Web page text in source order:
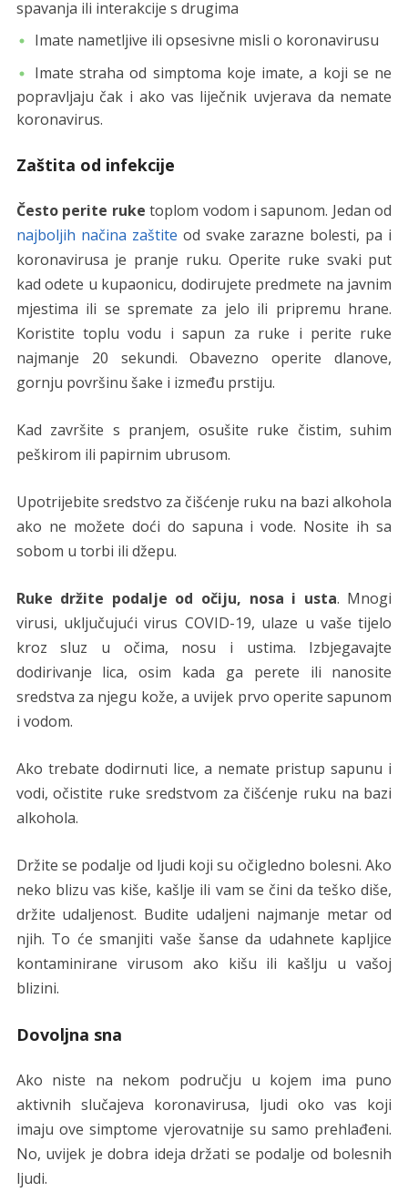
spavanja ili interakcije s drugima
Imate nametljive ili opsesivne misli o koronavirusu
Imate straha od simptoma koje imate, a koji se ne
popravljaju čak i ako vas liječnik uvjerava da nemate
koronavirus.
Zaštita od infekcije
Često perite ruke toplom vodom i sapunom. Jedan od
najboljih načina zaštite od svake zarazne bolesti, pa i
koronavirusa je pranje ruku. Operite ruke svaki put
kad odete u kupaonicu, dodirujete predmete na javnim
mjestima ili se spremate za jelo ili pripremu hrane.
Koristite toplu vodu i sapun za ruke i perite ruke
najmanje 20 sekundi. Obavezno operite dlanove,
gornju površinu šake i između prstiju.
Kad završite s pranjem, osušite ruke čistim, suhim
peškirom ili papirnim ubrusom.
Upotrijebite sredstvo za čišćenje ruku na bazi alkohola
ako ne možete doći do sapuna i vode. Nosite ih sa
sobom u torbi ili džepu.
Ruke držite podalje od očiju, nosa i usta. Mnogi
virusi, uključujući virus COVID-19, ulaze u vaše tijelo
kroz sluz u očima, nosu i ustima. Izbjegavajte
dodirivanje lica, osim kada ga perete ili nanosite
sredstva za njegu kože, a uvijek prvo operite sapunom
i vodom.
Ako trebate dodirnuti lice, a nemate pristup sapunu i
vodi, očistite ruke sredstvom za čišćenje ruku na bazi
alkohola.
Držite se podalje od ljudi koji su očigledno bolesni. Ako
neko blizu vas kiše, kašlje ili vam se čini da teško diše,
držite udaljenost. Budite udaljeni najmanje metar od
njih. To će smanjiti vaše šanse da udahnete kapljice
kontaminirane virusom ako kišu ili kašlju u vašoj
blizini.
Dovoljna sna
Ako niste na nekom području u kojem ima puno
aktivnih slučajeva koronavirusa, ljudi oko vas koji
imaju ove simptome vjerovatnije su samo prehlađeni.
No, uvijek je dobra ideja držati se podalje od bolesnih
ljudi.